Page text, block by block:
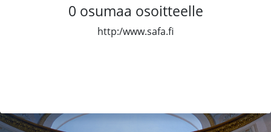
0 osumaa osoitteelle
http:/www.safa.fi